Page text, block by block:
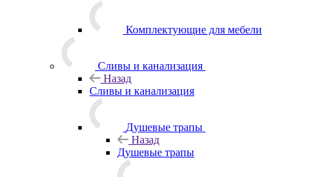
Комплектующие для мебели
Сливы и канализация
Назад
Сливы и канализация
Душевые трапы
Назад
Душевые трапы